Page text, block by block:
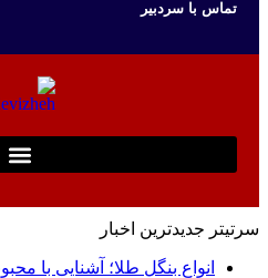
تماس با سردبیر
سرتیتر جدیدترین اخبار
انواع بنگل طلا؛ آشنایی با